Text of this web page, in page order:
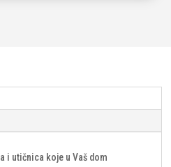
i utičnica koje u Vaš dom